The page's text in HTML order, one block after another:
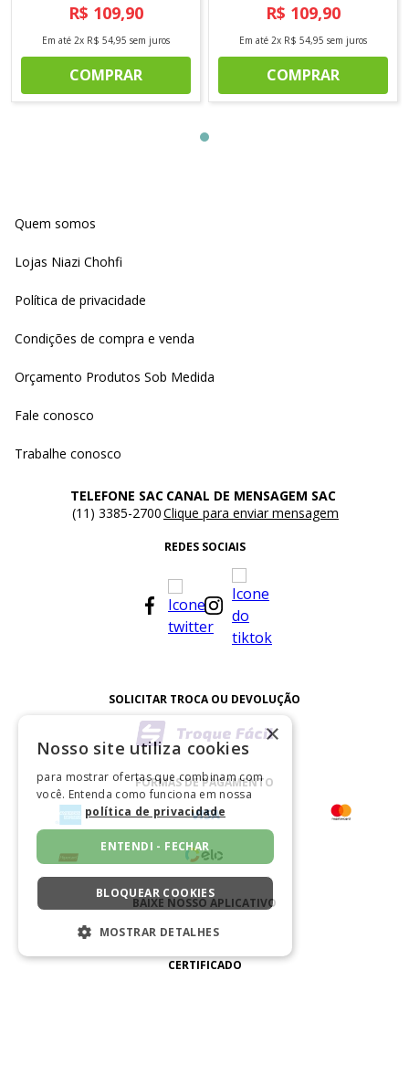
R$ 109,90
Em até 2x R$ 54,95 sem juros
COMPRAR
R$ 109,90
Em até 2x R$ 54,95 sem juros
COMPRAR
Quem somos
Lojas Niazi Chohfi
Política de privacidade
Condições de compra e venda
Orçamento Produtos Sob Medida
Fale conosco
Trabalhe conosco
TELEFONE SAC
(11) 3385-2700
CANAL DE MENSAGEM SAC
Clique para enviar mensagem
REDES SOCIAIS
SOLICITAR TROCA OU DEVOLUÇÃO
FORMAS DE PAGAMENTO
BAIXE NOSSO APLICATIVO
CERTIFICADO
×
Nosso site utiliza cookies
para mostrar ofertas que combinam com
você. Entenda como funciona em nossa
política de privacidade
ENTENDI - FECHAR
BLOQUEAR COOKIES
MOSTRAR DETALHES
ESTRITAMENTE NECESSÁRIOS